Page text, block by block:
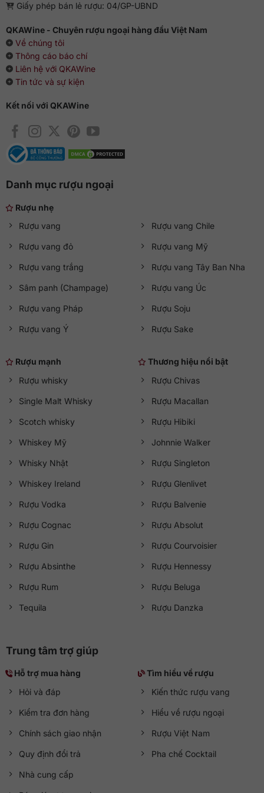
Giấy phép bán lẻ rượu: 04/GP-UBND
QKAWine - Chuyên rượu ngoại hàng đầu Việt Nam
Về chúng tôi
Thông cáo báo chí
Liên hệ với QKAWine
Tin tức và sự kiện
Kết nối với QKAWine
Danh mục rượu ngoại
Rượu nhẹ
Rượu vang
Rượu vang đỏ
Rượu vang trắng
Sâm panh (Champage)
Rượu vang Pháp
Rượu vang Ý
Rượu vang Chile
Rượu vang Mỹ
Rượu vang Tây Ban Nha
Rượu vang Úc
Rượu Soju
Rượu Sake
Rượu mạnh
Rượu whisky
Single Malt Whisky
Scotch whisky
Whiskey Mỹ
Whisky Nhật
Whiskey Ireland
Rượu Vodka
Rượu Cognac
Rượu Gin
Rượu Absinthe
Rượu Rum
Tequila
Thương hiệu nổi bật
Rượu Chivas
Rượu Macallan
Rượu Hibiki
Johnnie Walker
Rượu Singleton
Rượu Glenlivet
Rượu Balvenie
Rượu Absolut
Rượu Courvoisier
Rượu Hennessy
Rượu Beluga
Rượu Danzka
Trung tâm trợ giúp
Hỗ trợ mua hàng
Hỏi và đáp
Kiểm tra đơn hàng
Chính sách giao nhận
Quy định đổi trả
Nhà cung cấp
Tìm hiểu về rượu
Kiến thức rượu vang
Hiểu về rượu ngoại
Rượu Việt Nam
Pha chế Cocktail